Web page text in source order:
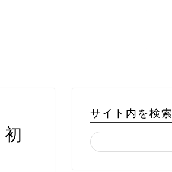
サイト内を検索